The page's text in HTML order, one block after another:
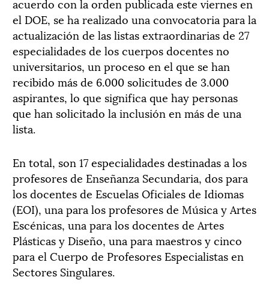
acuerdo con la orden publicada este viernes en
el DOE, se ha realizado una convocatoria para la
actualización de las listas extraordinarias de 27
especialidades de los cuerpos docentes no
universitarios, un proceso en el que se han
recibido más de 6.000 solicitudes de 3.000
aspirantes, lo que significa que hay personas
que han solicitado la inclusión en más de una
lista.
En total, son 17 especialidades destinadas a los
profesores de Enseñanza Secundaria, dos para
los docentes de Escuelas Oficiales de Idiomas
(EOI), una para los profesores de Música y Artes
Escénicas, una para los docentes de Artes
Plásticas y Diseño, una para maestros y cinco
para el Cuerpo de Profesores Especialistas en
Sectores Singulares.